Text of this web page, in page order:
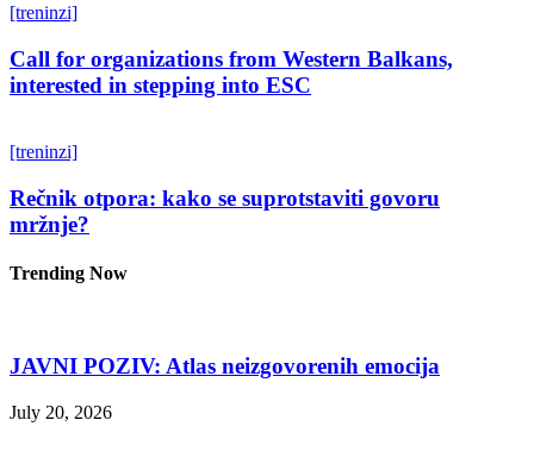
[treninzi]
Call for organizations from Western Balkans,
interested in stepping into ESC
[treninzi]
Rečnik otpora: kako se suprotstaviti govoru
mržnje?
Trending Now
JAVNI POZIV: Atlas neizgovorenih emocija
July 20, 2026